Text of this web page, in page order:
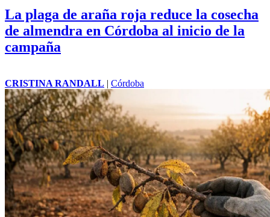
La plaga de araña roja reduce la cosecha
de almendra en Córdoba al inicio de la
campaña
CRISTINA RANDALL | Córdoba